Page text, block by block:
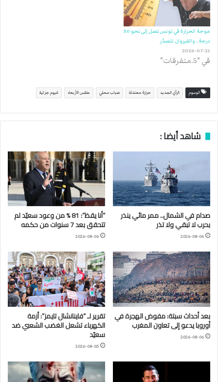
موجة الحرارة في تونس تصل إلى نحو 50
درجة.. والقيروان تتصدّر
2026-07-21
في "5.متفرقات"
الوسوم الرأي الجديد حرارة معتدلة ضباب محلي طقس الأربعاء غيوم جزئية
شاهد أيضا :
صدام في الشمال.. ممر مائي ينذر
بحرب لا تبقي ولا تذر
2026-08-06
“أنا يقظ”: 81 % من وعود سعيّد لم
تتحقق بعد 7 سنوات من حكمه
2026-08-06
بعد أحداث سبتة: مفوض الهجرة في
أوروبا يدعو إلى تعاون المغرب
2026-08-06
تقرير لـ “فاينانشال تايمز”: أزمة
الكهرباء تشعل الغضب الشعبي ضد
سعيّد
2026-08-05